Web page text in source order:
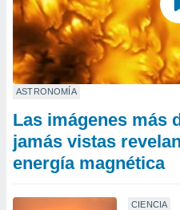
ASTRONOMÍA
Las imágenes más
jamás vistas
energía magnética
CIENCIA